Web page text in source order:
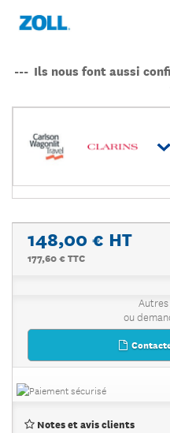
--- Ils nous font aussi
148,00 € HT
177,60 € TTC
ou
Notes et avis clients